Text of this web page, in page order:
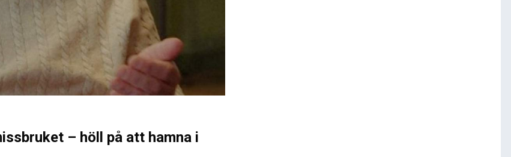
– höll på att hamna i